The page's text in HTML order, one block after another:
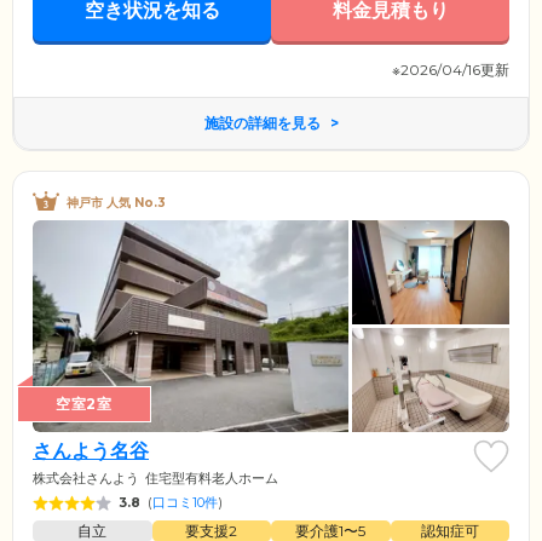
空き状況を知る 料金見積もり
※2026/04/16更新
施設の詳細を見る
神戸市 人気 No.3
空室2室
さんよう名谷
株式会社さんよう 住宅型有料老人ホーム
3.8 (口コミ10件)
自立 要支援2 要介護1〜5
認知症可